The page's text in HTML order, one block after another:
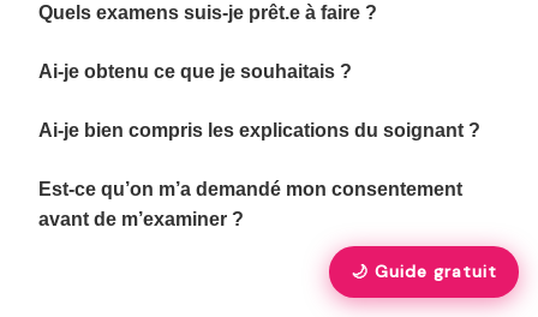
🌙 Guide gratuit
Quels examens suis-je prêt.e à faire ?
Ai-je obtenu ce que je souhaitais ?
Ai-je bien compris les explications du soignant ?
Est-ce qu’on m’a demandé mon consentement
avant de m’examiner ?